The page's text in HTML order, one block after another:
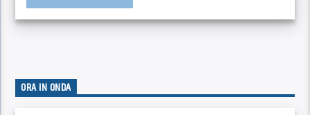
ORA IN ONDA